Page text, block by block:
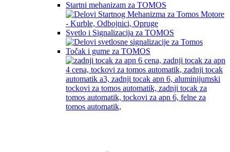
Startni mehanizam za TOMOS
Svetlo i Signalizacija za TOMOS
Točak i gume za TOMOS